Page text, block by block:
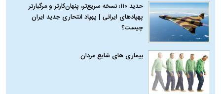
حدید ۱۱۰؛ نسخه سریع‌تر، پنهان‌کارتر و مرگبارتر
پهپادهای ایرانی | پهپاد انتحاری جدید ایران
چیست؟
بیماری‌ های شایع مردان